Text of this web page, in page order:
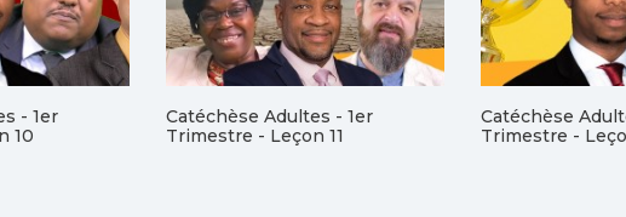
- 1er
10
Catéchèse Adultes - 1er
Trimestre - Leçon 11
Catéchèse
Trimestre -